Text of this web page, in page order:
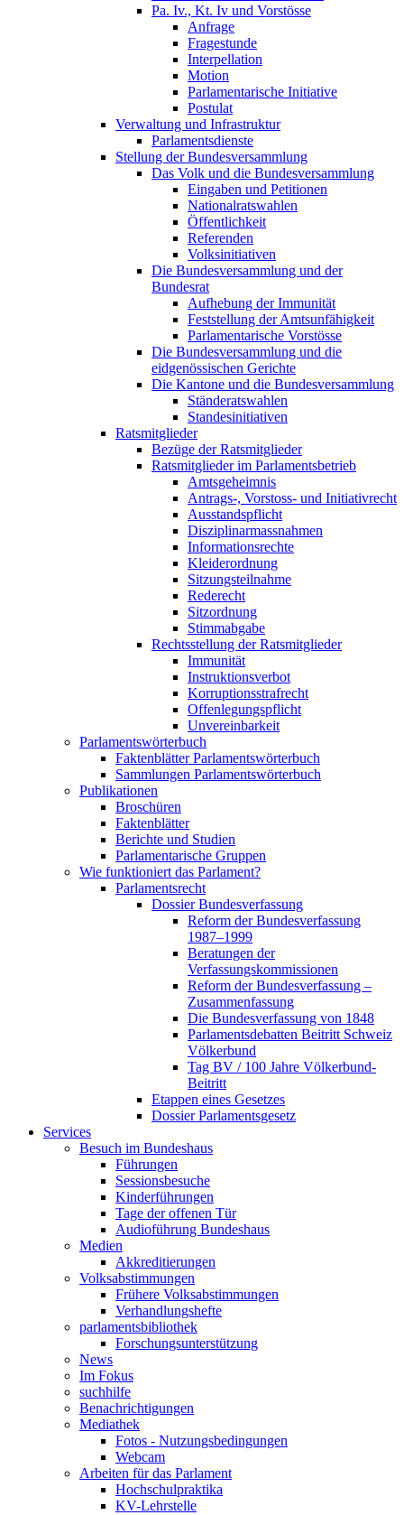
Pa. Iv., Kt. Iv und Vorstösse
Anfrage
Fragestunde
Interpellation
Motion
Parlamentarische Initiative
Postulat
Verwaltung und Infrastruktur
Parlamentsdienste
Stellung der Bundesversammlung
Das Volk und die Bundesversammlung
Eingaben und Petitionen
Nationalratswahlen
Öffentlichkeit
Referenden
Volksinitiativen
Die Bundesversammlung und der
Bundesrat
Aufhebung der Immunität
Feststellung der Amtsunfähigkeit
Parlamentarische Vorstösse
Die Bundesversammlung und die
eidgenössischen Gerichte
Die Kantone und die Bundesversammlung
Ständeratswahlen
Standesinitiativen
Ratsmitglieder
Bezüge der Ratsmitglieder
Ratsmitglieder im Parlamentsbetrieb
Amtsgeheimnis
Antrags-, Vorstoss- und Initiativrecht
Ausstandspflicht
Disziplinarmassnahmen
Informationsrechte
Kleiderordnung
Sitzungsteilnahme
Rederecht
Sitzordnung
Stimmabgabe
Rechtsstellung der Ratsmitglieder
Immunität
Instruktionsverbot
Korruptionsstrafrecht
Offenlegungspflicht
Unvereinbarkeit
Parlamentswörterbuch
Faktenblätter Parlamentswörterbuch
Sammlungen Parlamentswörterbuch
Publikationen
Broschüren
Faktenblätter
Berichte und Studien
Parlamentarische Gruppen
Wie funktioniert das Parlament?
Parlamentsrecht
Dossier Bundesverfassung
Reform der Bundesverfassung
1987–1999
Beratungen der
Verfassungskommissionen
Reform der Bundesverfassung –
Zusammenfassung
Die Bundesverfassung von 1848
Parlamentsdebatten Beitritt Schweiz
Völkerbund
Tag BV / 100 Jahre Völkerbund-
Beitritt
Etappen eines Gesetzes
Dossier Parlamentsgesetz
Services
Besuch im Bundeshaus
Führungen
Sessionsbesuche
Kinderführungen
Tage der offenen Tür
Audioführung Bundeshaus
Medien
Akkreditierungen
Volksabstimmungen
Frühere Volksabstimmungen
Verhandlungshefte
parlamentsbibliothek
Forschungsunterstützung
News
Im Fokus
suchhilfe
Benachrichtigungen
Mediathek
Fotos - Nutzungsbedingungen
Webcam
Arbeiten für das Parlament
Hochschulpraktika
KV-Lehrstelle